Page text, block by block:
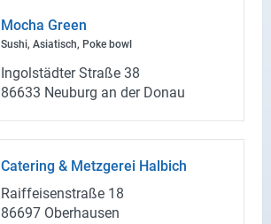
Mocha Green
Sushi, Asia­tisch, Poke bowl
In­gol­städ­ter Stra­ße 38
86633 Neu­burg an der Donau
Ca­te­ring & Metz­ge­rei Hal­bich
Raiff­ei­sen­stra­ße 18
86697 Ober­hau­sen